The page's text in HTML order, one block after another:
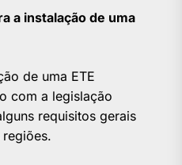
a instalação de uma
de uma ETE
com a legislação
requisitos gerais